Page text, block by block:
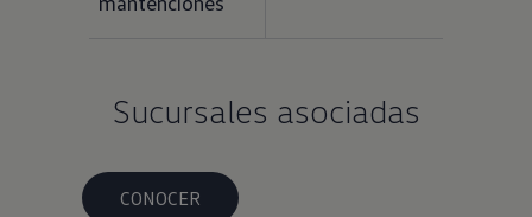
Sucursales asociadas
CONOCER